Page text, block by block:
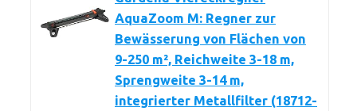
AquaZoom M: Regner zur
Bewässerung von Flächen von
9-250 m², Reichweite 3-18 m,
Sprengweite 3-14 m,
integrierter Metallfilter (18712-